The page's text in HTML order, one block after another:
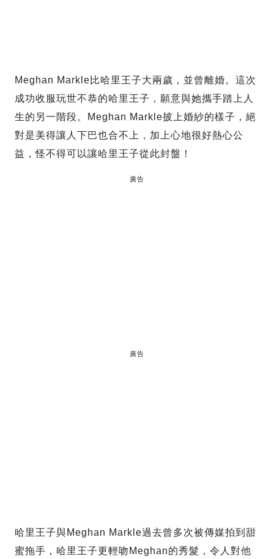
Meghan Markle比哈里王子大兩歲，並曾離婚。這次
成功收服玩世不恭的哈里王子，願意與她攜手踏上人
生的另一階段。Meghan Markle披上婚紗的樣子，絕
對是美得讓人下巴也合不上，加上心地很好熱心公
益，怪不得可以讓哈里王子從此封盤！
廣告
廣告
哈里王子與Meghan Markle過去曾多次被傳媒拍到甜
蜜拖手，哈里王子更輕吻Meghan的秀髮，令人對他